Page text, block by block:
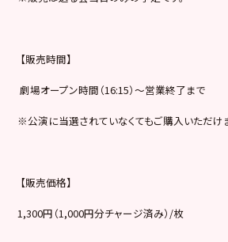
【販売時間】
劇場オープン時間（16:15）～営業終了まで
※公演に当選されていなくてもご購入いただけ
【販売価格】
1,300円（1,000円分チャージ済み）/枚